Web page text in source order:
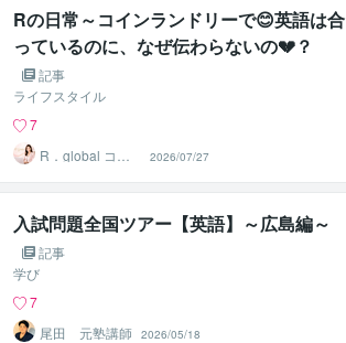
Rの日常～コインランドリーで😊英語は合
っているのに、なぜ伝わらないの💔？
記事
ライフスタイル
7
R．global コン
サルタントファ
ーム
2026/07/27
入試問題全国ツアー【英語】～広島編～
記事
学び
7
尾田 元塾講師 2026/05/18